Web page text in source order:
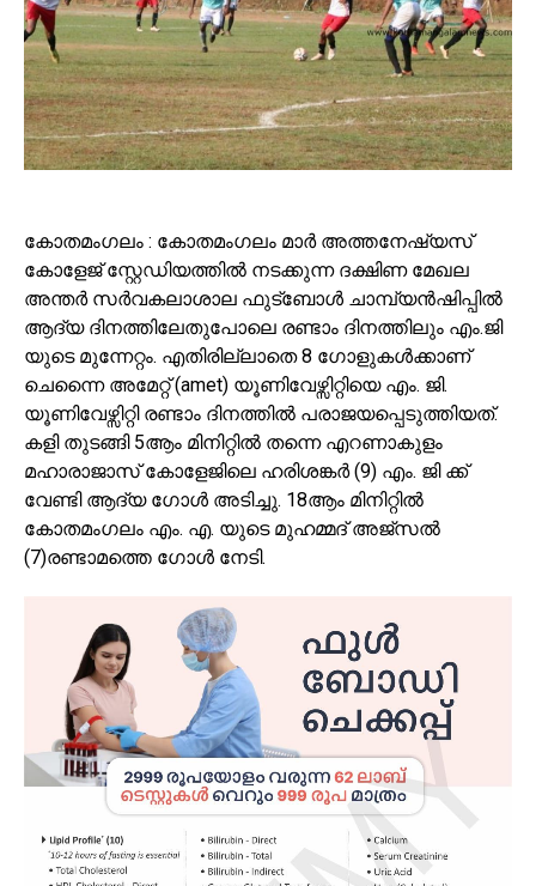
കോതമംഗലം : കോതമംഗലം മാർ അത്തനേഷ്യസ്
കോളേജ് സ്റ്റേഡിയത്തിൽ നടക്കുന്ന ദക്ഷിണ മേഖല
അന്തർ സർവകലാശാല ഫുട്ബോൾ ചാമ്പ്യൻഷിപ്പിൽ
ആദ്യ ദിനത്തിലേതുപോലെ രണ്ടാം ദിനത്തിലും എം.ജി
യുടെ മുന്നേറ്റം. എതിരില്ലാതെ 8 ഗോളുകൾക്കാണ്
ചെന്നൈ അമേറ്റ് (amet) യൂണിവേഴ്സിറ്റിയെ എം. ജി.
യൂണിവേഴ്സിറ്റി രണ്ടാം ദിനത്തിൽ പരാജയപ്പെടുത്തിയത്.
കളി തുടങ്ങി 5ആം മിനിറ്റിൽ തന്നെ എറണാകുളം
മഹാരാജാസ് കോളേജിലെ ഹരിശങ്കർ (9) എം. ജി ക്ക്
വേണ്ടി ആദ്യ ഗോൾ അടിച്ചു. 18ആം മിനിറ്റിൽ
കോതമംഗലം എം. എ. യുടെ മുഹമ്മദ്‌ അജ്സൽ
(7)രണ്ടാമത്തെ ഗോൾ നേടി.